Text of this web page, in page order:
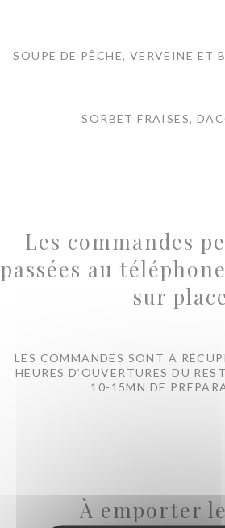
SOUPE DE PÊCHE, VERVEINE ET
SORBET FRAISES,
Les commandes
passées au
sur
LES COMMANDES SONT À
HEURES D’OUVERTURES DU
10-15MN DE
À emporter